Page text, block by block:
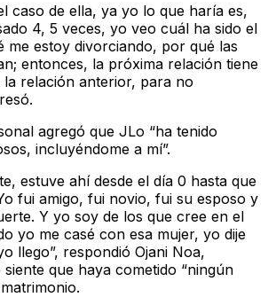
caso de ella, ya yo lo que haría es,
4, 5 veces, yo veo cuál ha sido el
me estoy divorciando, por qué las
entonces, la próxima relación tiene
relación anterior, para no
agregó que JLo “ha tenido
incluyéndome a mí”.
estuve ahí desde el día 0 hasta que
fui amigo, fui novio, fui su esposo y
Y yo soy de los que cree en el
yo me casé con esa mujer, yo dije
llego”, respondió Ojani Noa,
que haya cometido “ningún